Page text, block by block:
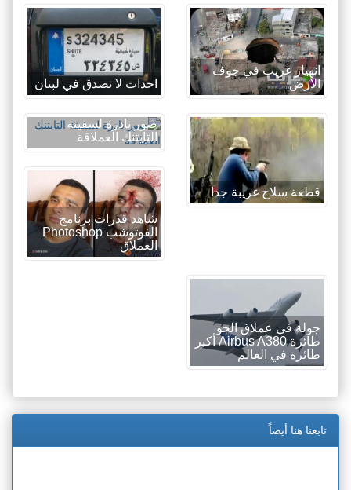
انهيار غريب في جوف
الارض
احداث لا تصدق في لبنان
قطعة سلاح غريبة جدا
صور نادرة لسفينة
التايتنك العملاقة
شاهد قدرات برنامج
الفوتوشب Photoshop
العملاق
جولة في عملاق الجو
طائرة Airbus A380 أكبر
طائرة في العالم
تابعنا هنا أيضاً